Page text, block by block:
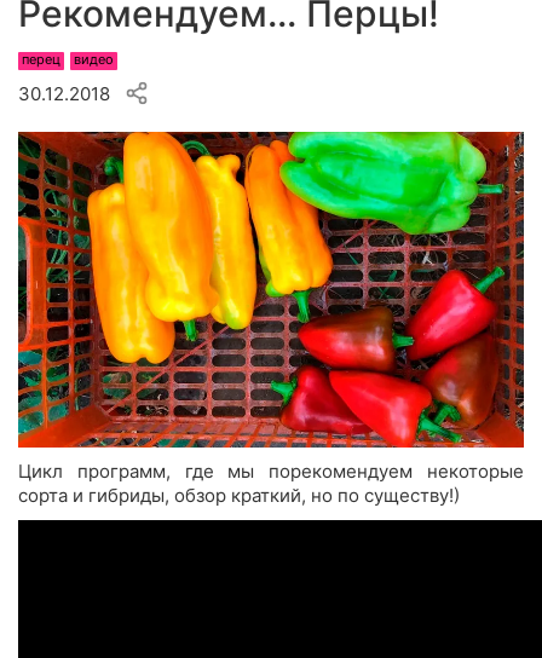
Рекомендуем... Перцы!
перец видео
30.12.2018
Цикл программ, где мы порекомендуем некоторые
сорта и гибриды, обзор краткий, но по существу!)